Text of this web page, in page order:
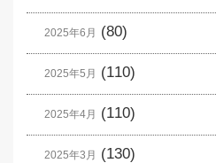
2025年6月 (80)
2025年5月 (110)
2025年4月 (110)
2025年3月 (130)